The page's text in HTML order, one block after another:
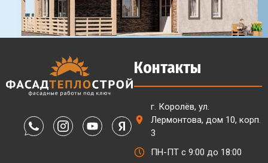
Контакты
г. Королёв, ул.
Лермонтова, дом 10, корп.
3
ПН-ПТ с 9:00 до 18:00